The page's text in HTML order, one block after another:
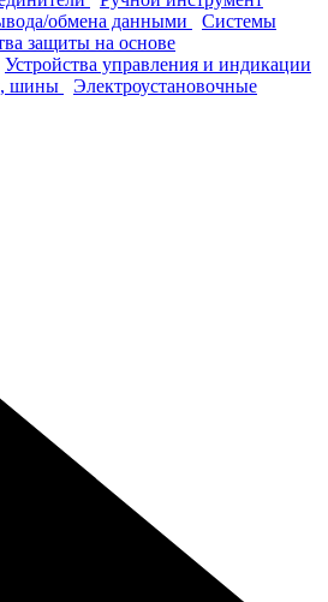
обмена данными
Системы
защиты на основе
Устройства управления и индикации
шины
Электроустановочные